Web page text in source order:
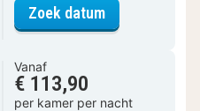
Zoek datumvoor Comfort
Vanaf
€ 113,90
per kamer per nacht